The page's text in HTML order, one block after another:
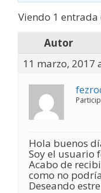
Viendo 1
Autor
11 marzo, 2017
Hola buenos
Soy el usuario
Acabo de
como no
Deseando